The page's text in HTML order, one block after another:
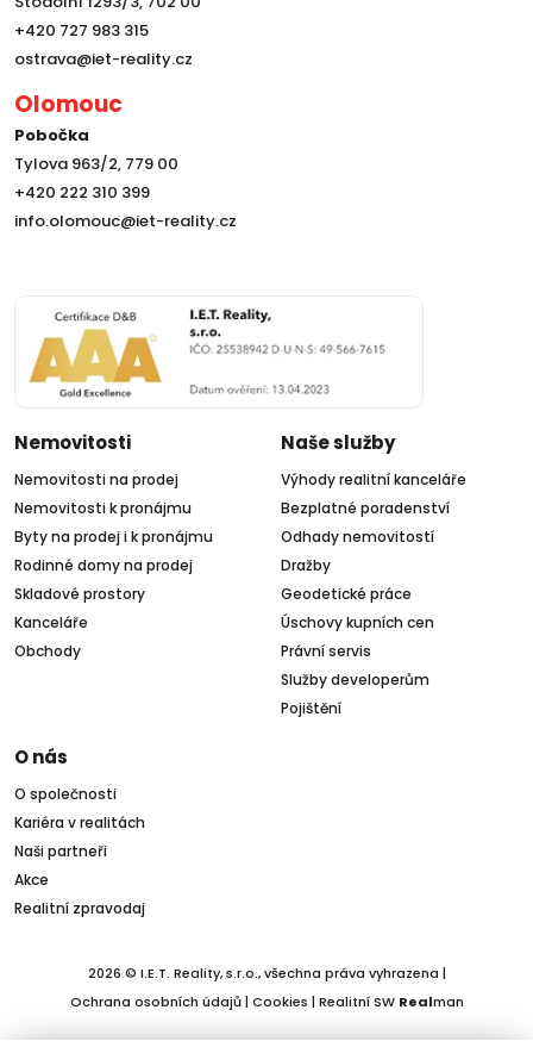
+420 727 983 315
ostrava@iet-reality.cz
Olomouc
Pobočka
Tylova 963/2, 779 00
+420 222 310 399
info.olomouc@iet-reality.cz
Nemovitosti
Nemovitosti na prodej
Nemovitosti k pronájmu
Byty na prodej i k pronájmu
Rodinné domy na prodej
Skladové prostory
Kanceláře
Obchody
Naše služby
Výhody realitní kanceláře
Bezplatné poradenství
Odhady nemovitostí
Dražby
Geodetické práce
Úschovy kupních cen
Právní servis
Služby developerům
Pojištění
O nás
O společnosti
Kariéra v realitách
Naši partneři
Akce
Realitní zpravodaj
2026 © I.E.T. Reality, s.r.o., všechna práva vyhrazena |
Ochrana osobních údajů| Cookies | Realitní SW Realman